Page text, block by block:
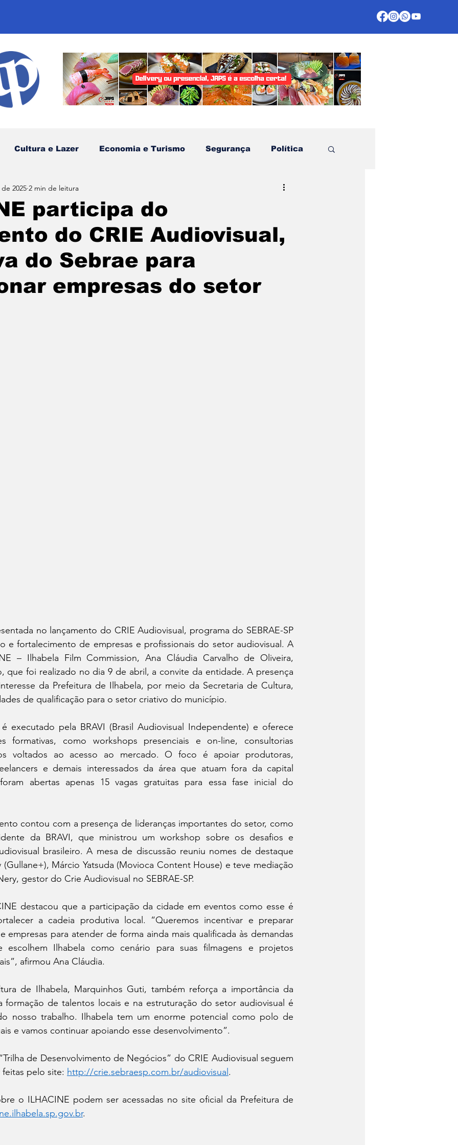
Cultura e Lazer Economia e Turismo Segurança Política
Comunidades Tradicionais
Especial Agenda e Utilidade Pública
participa do
do CRIE Audiovisual,
do Sebrae para
empresas do setor
2025 2 min de leitura
no lançamento do CRIE Audiovisual, programa do SEBRAE-SP
e fortalecimento de empresas e profissionais do setor audiovisual. A
– Ilhabela Film Commission, Ana Cláudia Carvalho de Oliveira,
que foi realizado no dia 9 de abril, a convite da entidade. A presença
da Prefeitura de Ilhabela, por meio da Secretaria de Cultura,
de qualificação para o setor criativo do município.
executado pela BRAVI (Brasil Audiovisual Independente) e oferece
formativas, como workshops presenciais e on-line, consultorias
voltados ao acesso ao mercado. O foco é apoiar produtoras,
e demais interessados da área que atuam fora da capital
abertas apenas 15 vagas gratuitas para essa fase inicial do
contou com a presença de lideranças importantes do setor, como
da BRAVI, que ministrou um workshop sobre os desafios e
brasileiro. A mesa de discussão reuniu nomes de destaque
Márcio Yatsuda (Movioca Content House) e teve mediação
gestor do Crie Audiovisual no SEBRAE-SP.
destacou que a participação da cidade em eventos como esse é
a cadeia produtiva local. “Queremos incentivar e preparar
empresas para atender de forma ainda mais qualificada às demandas
escolhem Ilhabela como cenário para suas filmagens e projetos
afirmou Ana Cláudia.
de Ilhabela, Marquinhos Guti, também reforça a importância da
formação de talentos locais e na estruturação do setor audiovisual é
nosso trabalho. Ilhabela tem um enorme potencial como polo de
e vamos continuar apoiando esse desenvolvimento”.
de Desenvolvimento de Negócios” do CRIE Audiovisual seguem
pelo site: http://crie.sebraesp.com.br/audiovisual .
o ILHACINE podem ser acessadas no site oficial da Prefeitura de
.